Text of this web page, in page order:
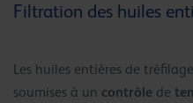
Filtration des huiles
Les huiles entières de
soumises à un contrôle de